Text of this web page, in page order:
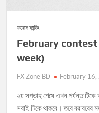
ফরেক্স ফান্ডিং
February
week)
FX Zone BD February 16,
২য় সপ্তাহ শেষে এখন পর্যন্ত
সবাই টিকে থাকবে। তবে